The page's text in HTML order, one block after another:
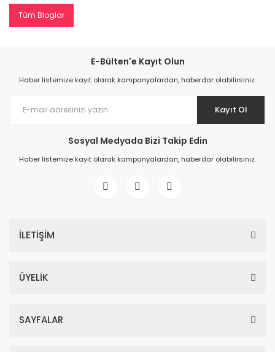
Tüm Bloglar
E-Bülten'e Kayıt Olun
Haber listemize kayıt olarak kampanyalardan, haberdar olabilirsiniz.
Kayıt Ol
Sosyal Medyada Bizi Takip Edin
Haber listemize kayıt olarak kampanyalardan, haberdar olabilirsiniz.
İLETİŞİM
ÜYELİK
SAYFALAR